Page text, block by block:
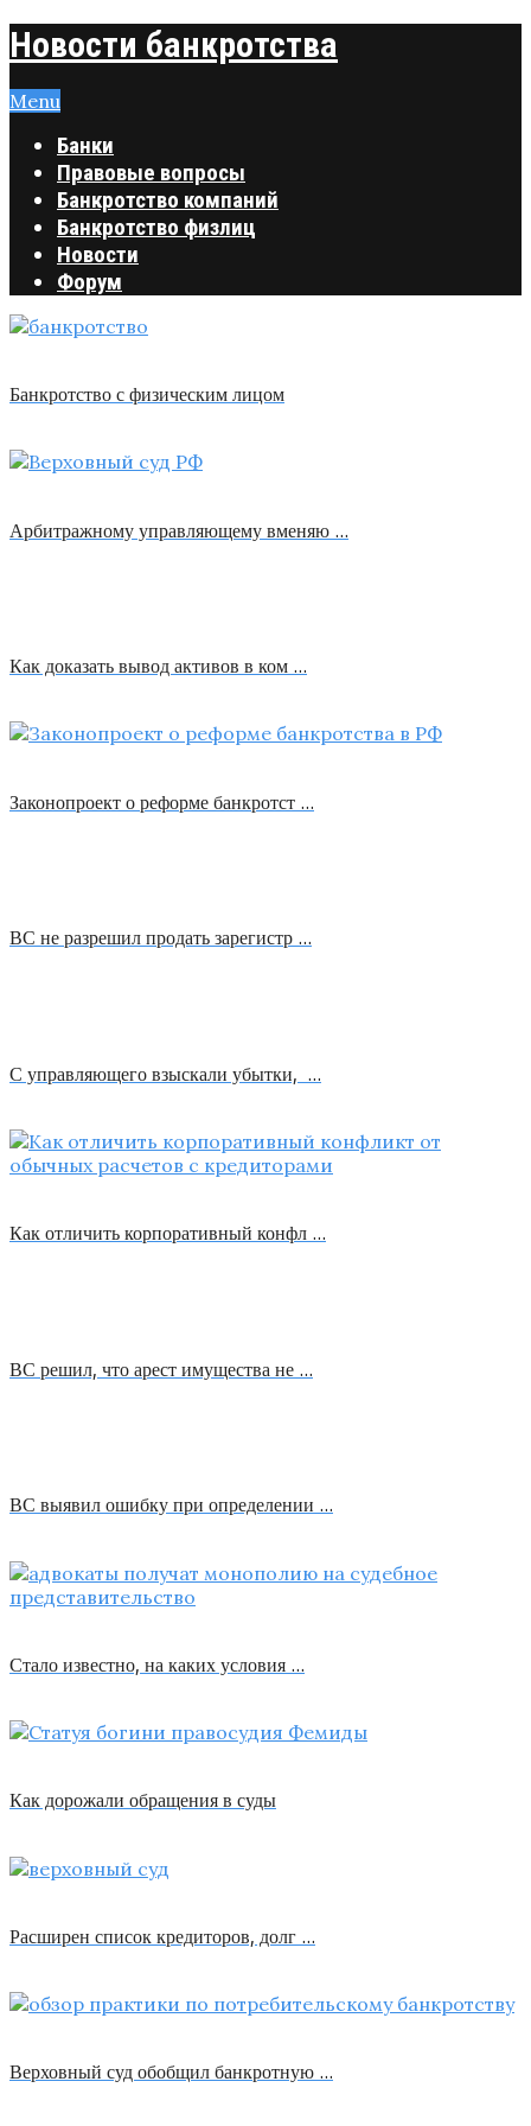
Новости банкротства
Menu
Банки
Правовые вопросы
Банкротство компаний
Банкротство физлиц
Новости
Форум
Банкротство с физическим лицом
Арбитражному управляющему вменяю …
Как доказать вывод активов в ком …
Законопроект о реформе банкротст …
ВС не разрешил продать зарегистр …
С управляющего взыскали убытки, …
Как отличить корпоративный конфл …
ВС решил, что арест имущества не …
ВС выявил ошибку при определении …
Стало известно, на каких условия …
Как дорожали обращения в суды
Расширен список кредиторов, долг …
Верховный суд обобщил банкротную …